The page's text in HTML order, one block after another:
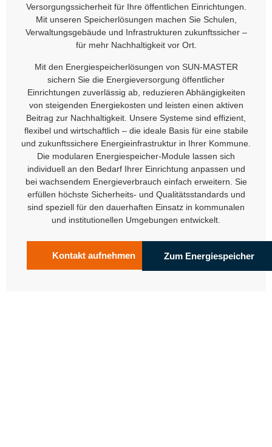
Versorgungssicherheit für Ihre öffentlichen Einrichtungen.
Mit unseren Speicherlösungen machen Sie Schulen,
Verwaltungsgebäude und Infrastrukturen zukunftssicher –
für mehr Nachhaltigkeit vor Ort.
Mit den Energiespeicherlösungen von SUN-MASTER
sichern Sie die Energieversorgung öffentlicher
Einrichtungen zuverlässig ab, reduzieren Abhängigkeiten
von steigenden Energiekosten und leisten einen aktiven
Beitrag zur Nachhaltigkeit. Unsere Systeme sind effizient,
flexibel und wirtschaftlich – die ideale Basis für eine stabile
und zukunftssichere Energieinfrastruktur in Ihrer Kommune.
Die modularen Energiespeicher-Module lassen sich
individuell an den Bedarf Ihrer Einrichtung anpassen und
bei wachsendem Energieverbrauch einfach erweitern. Sie
erfüllen höchste Sicherheits- und Qualitätsstandards und
sind speziell für den dauerhaften Einsatz in kommunalen
und institutionellen Umgebungen entwickelt.
Kontakt aufnehmen Zum Energiespeicher